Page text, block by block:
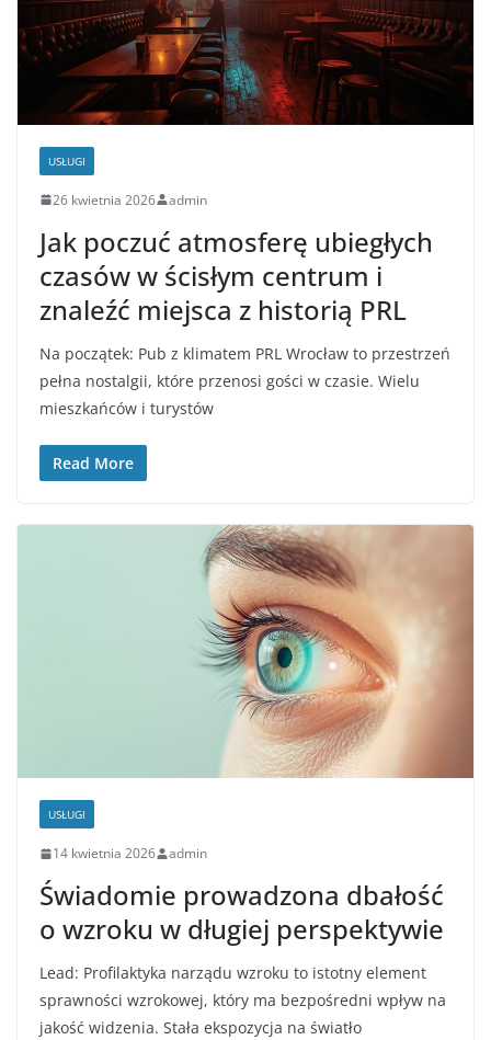
USŁUGI
26 kwietnia 2026 admin
Jak poczuć atmosferę ubiegłych
czasów w ścisłym centrum i
znaleźć miejsca z historią PRL
Na początek: Pub z klimatem PRL Wrocław to przestrzeń
pełna nostalgii, które przenosi gości w czasie. Wielu
mieszkańców i turystów
Read More
USŁUGI
14 kwietnia 2026 admin
Świadomie prowadzona dbałość
o wzroku w długiej perspektywie
Lead: Profilaktyka narządu wzroku to istotny element
sprawności wzrokowej, który ma bezpośredni wpływ na
jakość widzenia. Stała ekspozycja na światło